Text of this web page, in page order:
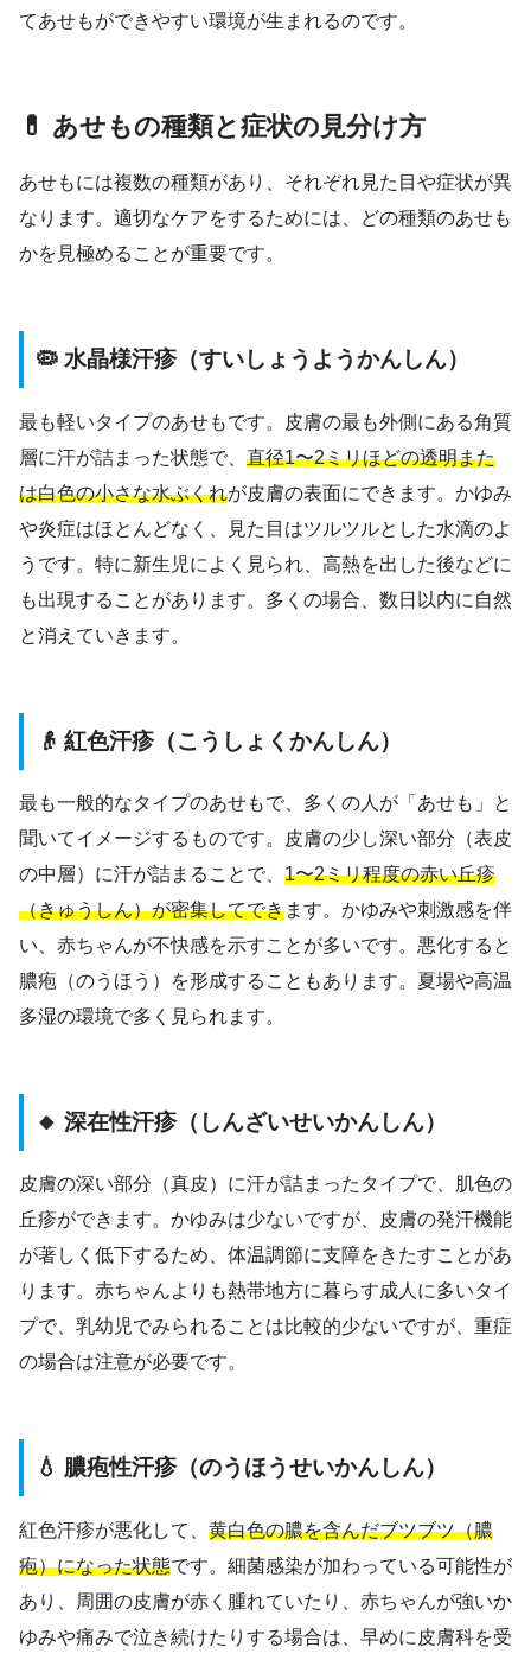
てあせもができやすい環境が生まれるのです。
💊 あせもの種類と症状の見分け方
あせもには複数の種類があり、それぞれ見た目や症状が異
なります。適切なケアをするためには、どの種類のあせも
かを見極めることが重要です。
🦠 水晶様汗疹（すいしょうようかんしん）
最も軽いタイプのあせもです。皮膚の最も外側にある角質
層に汗が詰まった状態で、 直径1〜2ミリほどの透明また
は白色の小さな水ぶくれが皮膚の表面にできます。かゆみ
や炎症はほとんどなく、見た目はツルツルとした水滴のよ
うです。特に新生児によく見られ、高熱を出した後などに
も出現することがあります。多くの場合、数日以内に自然
と消えていきます。
👴 紅色汗疹（こうしょくかんしん）
最も一般的なタイプのあせもで、多くの人が「あせも」と
聞いてイメージするものです。皮膚の少し深い部分（表皮
の中層）に汗が詰まることで、 1〜2ミリ程度の赤い丘疹
（きゅうしん）が密集してできます。かゆみや刺激感を伴
い、赤ちゃんが不快感を示すことが多いです。悪化すると
膿疱（のうほう）を形成することもあります。夏場や高温
多湿の環境で多く見られます。
🔸 深在性汗疹（しんざいせいかんしん）
皮膚の深い部分（真皮）に汗が詰まったタイプで、肌色の
丘疹ができます。かゆみは少ないですが、皮膚の発汗機能
が著しく低下するため、体温調節に支障をきたすことがあ
ります。赤ちゃんよりも熱帯地方に暮らす成人に多いタイ
プで、乳幼児でみられることは比較的少ないですが、重症
の場合は注意が必要です。
💧 膿疱性汗疹（のうほうせいかんしん）
紅色汗疹が悪化して、 黄白色の膿を含んだブツブツ（膿
疱）になった状態です。細菌感染が加わっている可能性が
あり、周囲の皮膚が赤く腫れていたり、赤ちゃんが強いか
ゆみや痛みで泣き続けたりする場合は、早めに皮膚科を受